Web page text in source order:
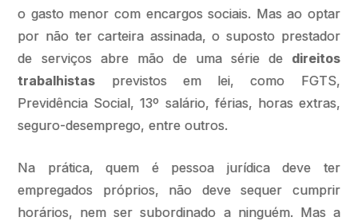
o gasto menor com encargos sociais. Mas ao optar
por não ter carteira assinada, o suposto prestador
de serviços abre mão de uma série de direitos
trabalhistas previstos em lei, como FGTS,
Previdência Social, 13º salário, férias, horas extras,
seguro-desemprego, entre outros.
Na prática, quem é pessoa jurídica deve ter
empregados próprios, não deve sequer cumprir
horários, nem ser subordinado a ninguém. Mas a